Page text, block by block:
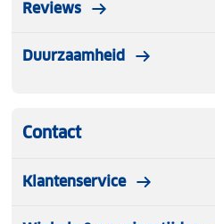
Reviews
Duurzaamheid
Contact
Klantenservice